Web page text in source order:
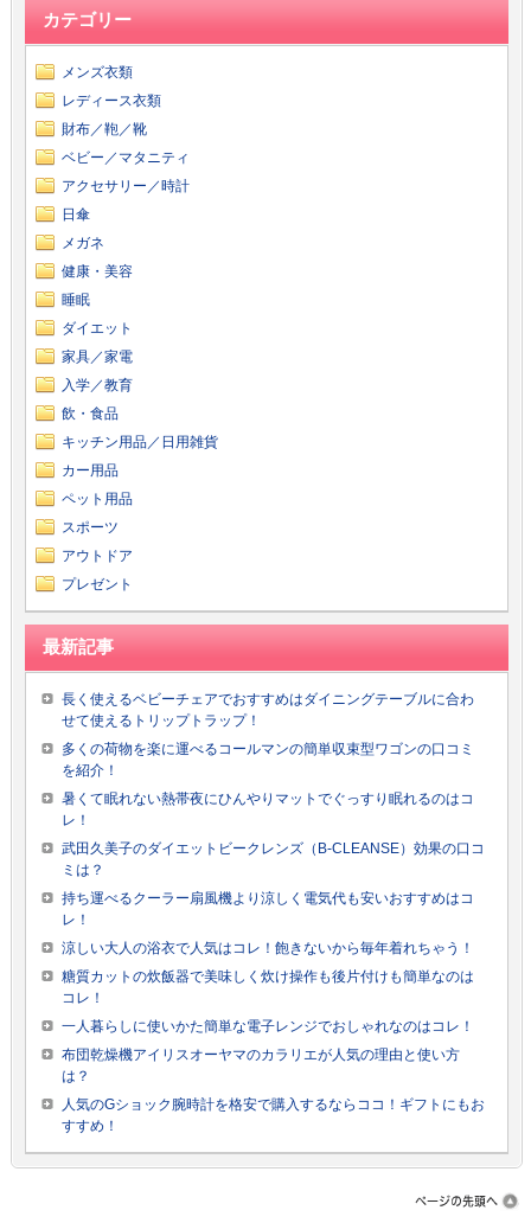
カテゴリー
メンズ衣類
レディース衣類
財布／鞄／靴
ベビー／マタニティ
アクセサリー／時計
日傘
メガネ
健康・美容
睡眠
ダイエット
家具／家電
入学／教育
飲・食品
キッチン用品／日用雑貨
カー用品
ペット用品
スポーツ
アウトドア
プレゼント
最新記事
長く使えるベビーチェアでおすすめはダイニングテーブルに合わ
せて使えるトリップトラップ！
多くの荷物を楽に運べるコールマンの簡単収束型ワゴンの口コミ
を紹介！
暑くて眠れない熱帯夜にひんやりマットでぐっすり眠れるのはコ
レ！
武田久美子のダイエットビークレンズ（B-CLEANSE）効果の口コ
ミは？
持ち運べるクーラー扇風機より涼しく電気代も安いおすすめはコ
レ！
涼しい大人の浴衣で人気はコレ！飽きないから毎年着れちゃう！
糖質カットの炊飯器で美味しく炊け操作も後片付けも簡単なのは
コレ！
一人暮らしに使いかた簡単な電子レンジでおしゃれなのはコレ！
布団乾燥機アイリスオーヤマのカラリエが人気の理由と使い方
は？
人気のGショック腕時計を格安で購入するならココ！ギフトにもお
すすめ！